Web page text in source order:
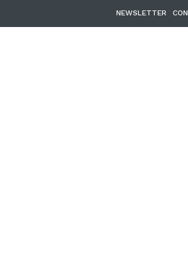
NEWSLETTER CON